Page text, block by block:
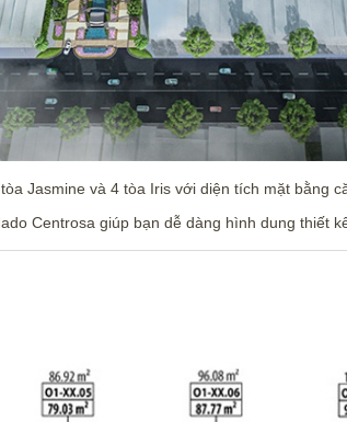
Jasmine và 4 tòa Iris với diện tích mặt bằng
Centrosa giúp bạn dễ dàng hình dung thiết